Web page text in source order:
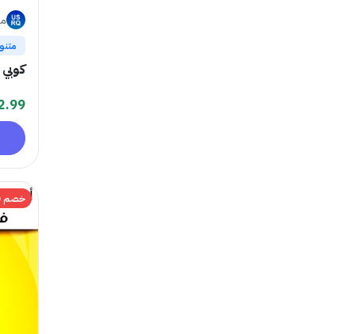
كوبي
خصم 70%